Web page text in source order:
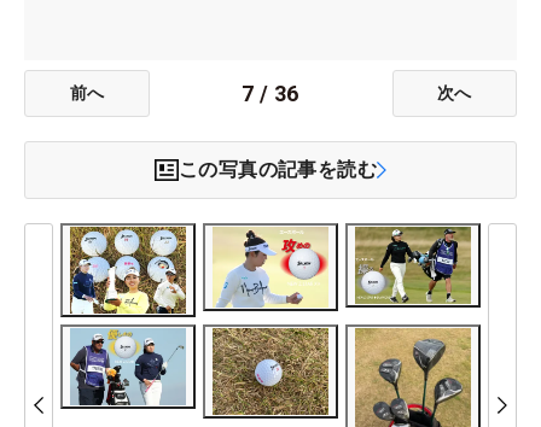
前へ 7 / 36 次へ
この写真の記事を読む